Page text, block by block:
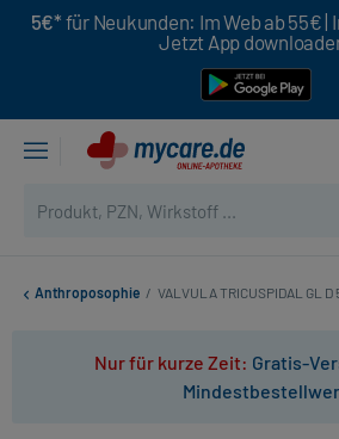
5€* für Neukunden: Im Web ab 55€ |
Jetzt App
Anthroposophie / VALVULA TRICUSPIDAL GL D
Nur für kurze Zeit: Gratis-